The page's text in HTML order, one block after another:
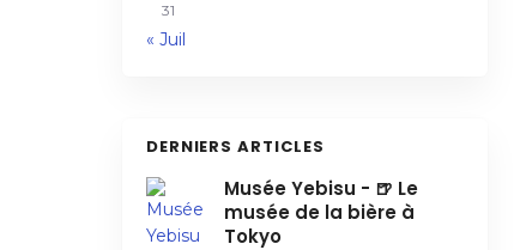
31
« Juil
DERNIERS ARTICLES
Musée Yebisu - 🍺 Le
musée de la bière à
Tokyo